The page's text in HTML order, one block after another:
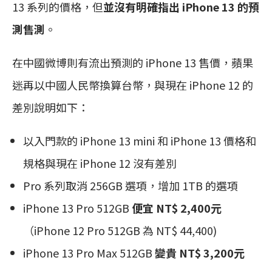
13 系列的價格，但並沒有明確指出 iPhone 13 的預
測售測 。
在中國微博則有流出預測的 iPhone 13 售價，蘋果
迷再以中國人民幣換算台幣，與現在 iPhone 12 的
差別說明如下：
以入門款的 iPhone 13 mini 和 iPhone 13 價格和
規格與現在 iPhone 12 沒有差別
Pro 系列取消 256GB 選項，增加 1TB 的選項
iPhone 13 Pro 512GB 便宜 NT$ 2,400元
（iPhone 12 Pro 512GB 為 NT$ 44,400)
iPhone 13 Pro Max 512GB變貴 NT$ 3,200元